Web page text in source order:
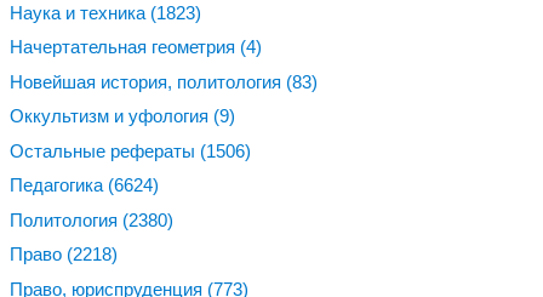
Наука и техника (1823)
Начертательная геометрия (4)
Новейшая история, политология (83)
Оккультизм и уфология (9)
Остальные рефераты (1506)
Педагогика (6624)
Политология (2380)
Право (2218)
Право, юриспруденция (773)